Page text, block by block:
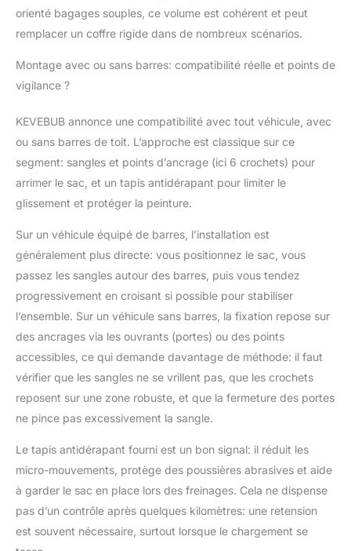
ET SÉCURITÉ] Le tapis
protège votre toit des
rayures et stabilise le
chargement à haute
et les boucles robustes
garantissent un trajet
silencieux et sans
vibrations [PLIABLE ET
FACILE À RANGER]
Contrairement aux
classiques difficiles à
stocker, notre modèle
souple se plie en
quelques secondes.
Rangez-le facilement
dans son sac de
transport compact
après vos vacances
pour un
encombrement minimal
orienté bagages souples, ce volume est cohérent et peut
remplacer un coffre rigide dans de nombreux scénarios.
Montage avec ou sans barres: compatibilité réelle et points de
vigilance ?
KEVEBUB annonce une compatibilité avec tout véhicule, avec
ou sans barres de toit. L’approche est classique sur ce
segment: sangles et points d’ancrage (ici 6 crochets) pour
arrimer le sac, et un tapis antidérapant pour limiter le
glissement et protéger la peinture.
Sur un véhicule équipé de barres, l’installation est
généralement plus directe: vous positionnez le sac, vous
passez les sangles autour des barres, puis vous tendez
progressivement en croisant si possible pour stabiliser
l’ensemble. Sur un véhicule sans barres, la fixation repose sur
des ancrages via les ouvrants (portes) ou des points
accessibles, ce qui demande davantage de méthode: il faut
vérifier que les sangles ne se vrillent pas, que les crochets
reposent sur une zone robuste, et que la fermeture des portes
ne pince pas excessivement la sangle.
Le tapis antidérapant fourni est un bon signal: il réduit les
micro-mouvements, protège des poussières abrasives et aide
à garder le sac en place lors des freinages. Cela ne dispense
pas d’un contrôle après quelques kilomètres: une retension
est souvent nécessaire, surtout lorsque le chargement se